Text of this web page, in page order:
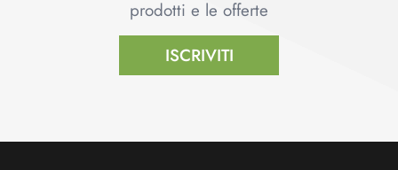
prodotti e le offerte
ISCRIVITI